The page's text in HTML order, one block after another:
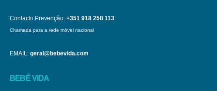
Contacto Prevenção: +351 918 258 113
Chamada para a rede móvel nacional
EMAIL: geral@bebevida.com
BEBÉ VIDA